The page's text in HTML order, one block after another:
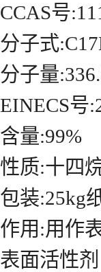
CCAS号
分子式
分子量
EINECS号
含量:99%
性质:十四
包装:25kg
作用:用作
表面活性剂